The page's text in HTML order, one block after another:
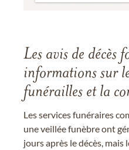
Les avis de décès
informations sur
funérailles et la
Les services funéraires
une veillée funèbre ont
jours après le décès, mais